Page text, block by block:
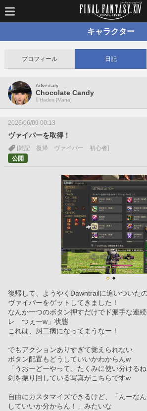
キャラクター
プロフィール 日記
Adversary
Chocolate Candy
Hades [Mana]
2026/06/09 00:13
ヴァイパーを取得！
[雑記 復帰 ヴァイパー 初心者]
公開
復帰して、ようやくDawntrailに追いついた
ヴァイパーをゲットしてきました！
なんか一つのボタン押すだけでド派手な連
レ　つぇーw」状態
これは、厨二病になってまうなー！
でもアクションありすぎて覚えられない
ボタン配置もどうしていいかわからんw
「うおーどーやって、たくみに使い分ける
剣を振り回している写真がこちらですw
自由にカスタマイズできるけど、「んーな
していいか分からん！」みたいな